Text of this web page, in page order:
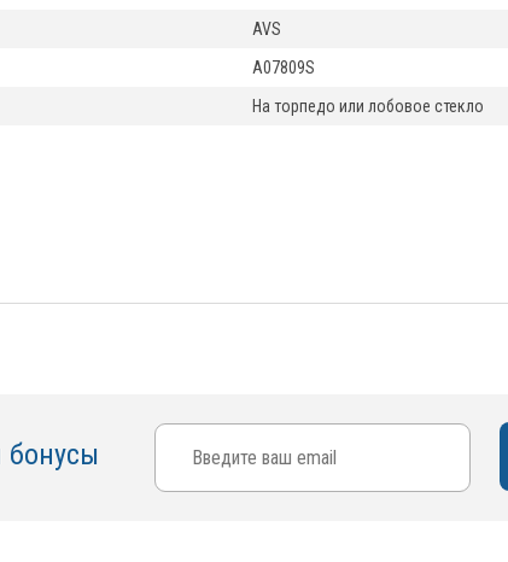
AVS
A07809S
На торпедо или лобовое стекло
бонусы